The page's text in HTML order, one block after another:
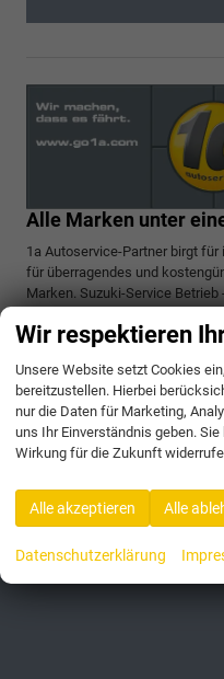
Alle Marken unter
1a Autoservice-Partner birgt
für überragendes und
Marken. Suzuki-Service Betrieb
Terminanfrage »
Vorheriger Eintrag
Wir respektieren
Unsere Website setzt Cookies
bereitzustellen. Hierbei
nur die Daten für Marketing,
uns Ihr Einverständnis geben.
Wirkung für die Zukunft
Alle akzeptieren Alle
Datenschutzerklärung